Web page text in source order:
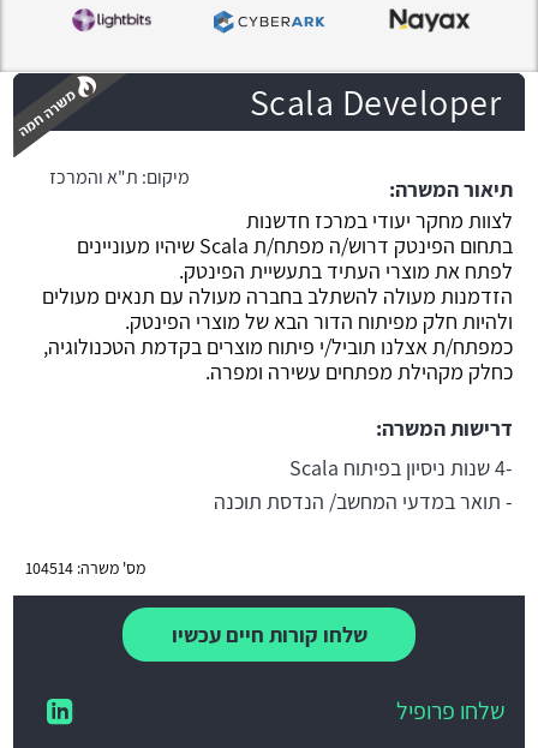
Scala Developer
מיקום: ת"א והמרכז
תיאור המשרה:
לצוות מחקר יעודי במרכז חדשנות
בתחום הפינטק דרוש/ה מפתח/ת Scala שיהיו מעוניינים
לפתח את מוצרי העתיד בתעשיית הפינטק.
הזדמנות מעולה להשתלב בחברה מעולה עם תנאים מעולים
ולהיות חלק מפיתוח הדור הבא של מוצרי הפינטק.
כמפתח/ת אצלנו תוביל/י פיתוח מוצרים בקדמת הטכנולוגיה,
כחלק מקהילת מפתחים עשירה ומפרה.
דרישות המשרה:
-4 שנות ניסיון בפיתוח Scala
- תואר במדעי המחשב/ הנדסת תוכנה
מס' משרה: 104514
שלחו קורות חיים עכשיו
שלחו פרופיל